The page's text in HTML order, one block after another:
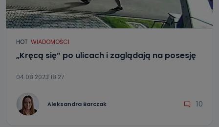
HOT WIADOMOŚCI
„Kręcą się” po ulicach i zaglądają na posesję
04.08.2023 18:27
Aleksandra Barczak 10